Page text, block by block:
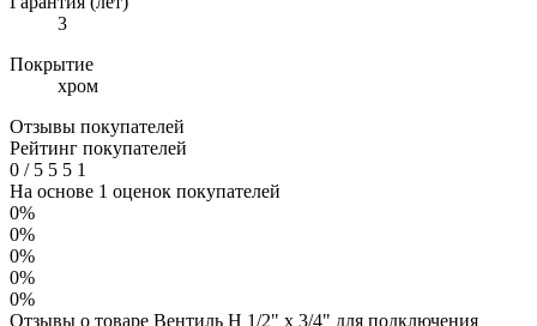
3
Покрытие
хром
Отзывы покупателей
Рейтинг покупателей
0 /5 5 5 1
На основе 1 оценок покупателей
0%
0%
0%
0%
0%
Отзывы о товаре Вентиль Н 1/2" х 3/4" для подключения